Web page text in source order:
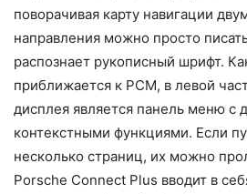
поворачивая карту навигации
направления можно просто
распознает рукописный шрифт.
приближается к PCM, в левой
дисплея является панель меню с
контекстными функциями. Если
несколько страниц, их можно
Porsche Connect Plus вводит в